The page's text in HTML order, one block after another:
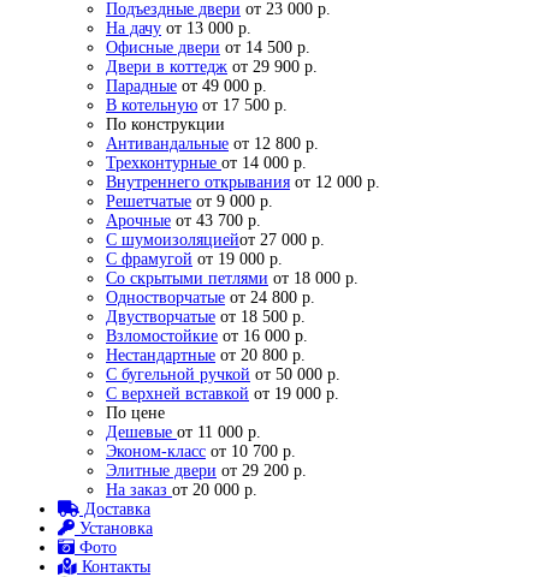
Подъездные двери от 23 000 р.
На дачу от 13 000 р.
Офисные двери от 14 500 р.
Двери в коттедж от 29 900 р.
Парадные от 49 000 р.
В котельную от 17 500 р.
По конструкции
Антивандальные от 12 800 р.
Трехконтурные от 14 000 р.
Внутреннего открывания от 12 000 р.
Решетчатые от 9 000 р.
Арочные от 43 700 р.
С шумоизоляциейот 27 000 р.
С фрамугой от 19 000 р.
Со скрытыми петлями от 18 000 р.
Одностворчатые от 24 800 р.
Двустворчатые от 18 500 р.
Взломостойкие от 16 000 р.
Нестандартные от 20 800 р.
С бугельной ручкой от 50 000 р.
С верхней вставкой от 19 000 р.
По цене
Дешевые от 11 000 р.
Эконом-класс от 10 700 р.
Элитные двери от 29 200 р.
На заказ от 20 000 р.
Доставка
Установка
Фото
Контакты